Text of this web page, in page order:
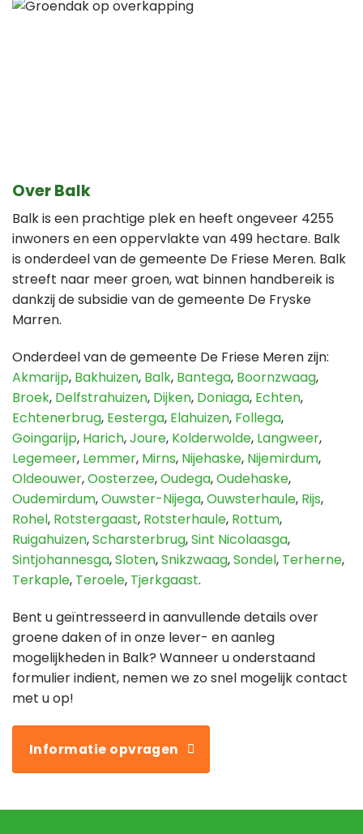
Over Balk
Balk is een prachtige plek en heeft ongeveer 4255
inwoners en een oppervlakte van 499 hectare. Balk
is onderdeel van de gemeente De Friese Meren. Balk
streeft naar meer groen, wat binnen handbereik is
dankzij de subsidie van de gemeente De Fryske
Marren.
Onderdeel van de gemeente De Friese Meren zijn:
Akmarijp, Bakhuizen, Balk, Bantega, Boornzwaag,
Broek, Delfstrahuizen, Dijken, Doniaga, Echten,
Echtenerbrug, Eesterga, Elahuizen, Follega,
Goingarijp, Harich,Joure, Kolderwolde, Langweer,
Legemeer, Lemmer, Mirns, Nijehaske, Nijemirdum,
Oldeouwer,Oosterzee,Oudega,Oudehaske,
Oudemirdum,Ouwster-Nijega,Ouwsterhaule, Rijs,
Rohel, Rotstergaast, Rotsterhaule, Rottum,
Ruigahuizen,Scharsterbrug,Sint Nicolaasga,
Sintjohannesga,Sloten,Snikzwaag,Sondel, Terherne,
Terkaple, Teroele, Tjerkgaast.
Bent u geïntresseerd in aanvullende details over
groene daken of in onze lever- en aanleg
mogelijkheden in Balk? Wanneer u onderstaand
formulier indient, nemen we zo snel mogelijk contact
met u op!
Informatie opvragen